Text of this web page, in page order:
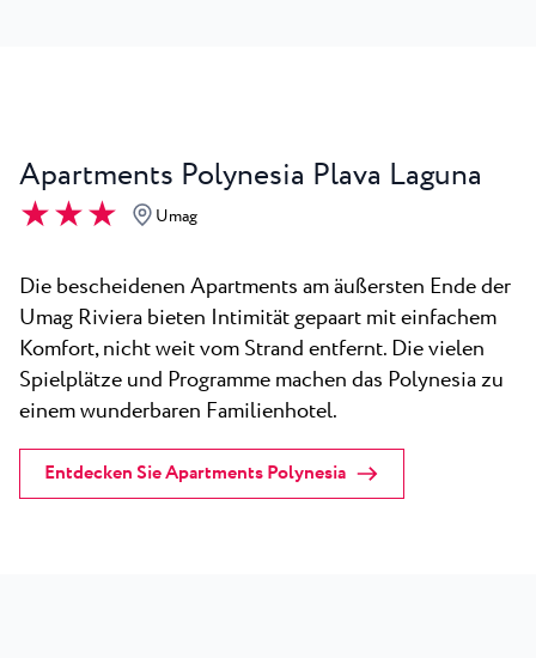
Apartments Polynesia Plava Laguna
★ ★ ★ Umag
Die bescheidenen Apartments am äußersten Ende der
Umag Riviera bieten Intimität gepaart mit einfachem
Komfort, nicht weit vom Strand entfernt. Die vielen
Spielplätze und Programme machen das Polynesia zu
einem wunderbaren Familienhotel.
Entdecken Sie Apartments Polynesia